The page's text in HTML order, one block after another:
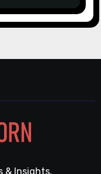
& Insights.